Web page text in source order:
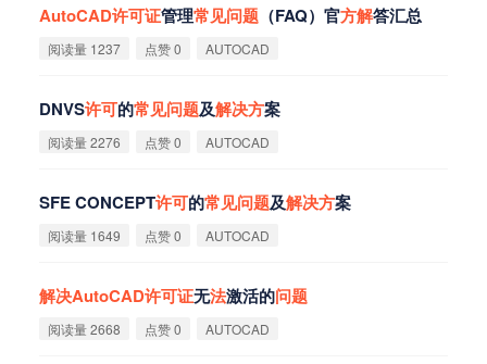
AutoCAD许可证管理常见问题 （FAQ）官方解答汇总
阅读量 1237 点赞 0 AUTOCAD
DNVS许可的常见问题及解决方案
阅读量 2276 点赞 0 AUTOCAD
SFE CONCEPT许可的常见问题及解决方案
阅读量 1649 点赞 0 AUTOCAD
解决AutoCAD许可证无法激活的问题
阅读量 2668 点赞 0 AUTOCAD